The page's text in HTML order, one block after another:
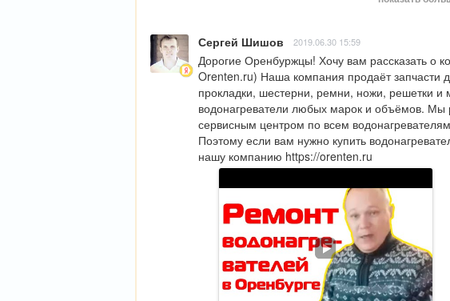
Сергей Шишов 2019.06.30 15:59
Дорогие Оренбуржцы! Хочу вам рассказать о
Orenten.ru) Наша компания продаёт запчасти
прокладки, шестерни, ремни, ножи, решетки
водонагреватели любых марок и объёмов. Мы
сервисным центром по всем
Поэтому если вам нужно купить
нашу компанию https://orenten.ru